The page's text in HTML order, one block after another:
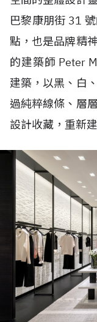
巴黎康朋街 31
點，也是品牌精
的建築師 Peter
建築，以黑、白
過純粹線條、層
設計收藏，重新